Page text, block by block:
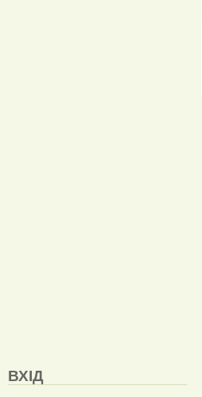
ВХІД